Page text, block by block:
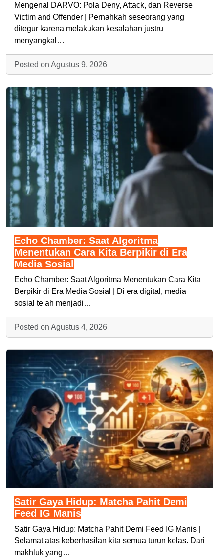
Mengenal DARVO: Pola Deny, Attack, dan Reverse
Victim and Offender | Pernahkah seseorang yang
ditegur karena melakukan kesalahan justru
menyangkal…
Posted on Agustus 9, 2026
Echo Chamber: Saat Algoritma
Menentukan Cara Kita Berpikir di Era
Media Sosial
Echo Chamber: Saat Algoritma Menentukan Cara Kita
Berpikir di Era Media Sosial | Di era digital, media
sosial telah menjadi…
Posted on Agustus 4, 2026
Satir Gaya Hidup: Matcha Pahit Demi
Feed IG Manis
Satir Gaya Hidup: Matcha Pahit Demi Feed IG Manis |
Selamat atas keberhasilan kita semua turun kelas. Dari
makhluk yang…